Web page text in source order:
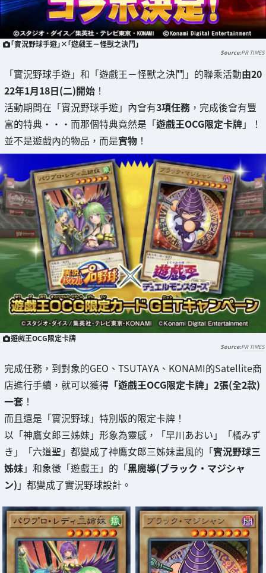
「實況野球手遊」×「遊戲王－怪獸之決鬥」
PR TIMES
「實況野球手遊」和「遊戲王－怪獸之決鬥」的聯乘活動由20
22年1月18日(二)開始 ！
活動期間在「實況野球手遊」內會有3項任務 ，完成後會有豐
富的特典・・・而那個特典竟然是「遊戲王OCG限定卡牌」！
並不是遊戲內的物品，而是實物 ！
遊戲王OCG限定卡牌
PR TIMES
完成任務，到對象的GEO、TSUTAYA、KONAMI的Satellite商
店進行手續，就可以獲得 「遊戲王OCG限定卡牌」2張(全2款)
一套 ！
而且還是「實況野球」特別版的限定卡牌！
以「神鷹女郎三姊妹」形象為靈感，「早川あおい」「橘みず
き」「六道聖」都變成了神鷹女郎三姊妹畫風的「實況野球三
姊妹」和象徵「遊戲王」的「黑魔導(ブラック・マジシャ
ン) 」都變成了實況野球設計。